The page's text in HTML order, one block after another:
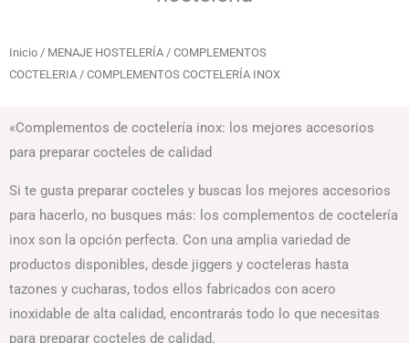
Inicio / MENAJE HOSTELERÍA / COMPLEMENTOS
COCTELERIA / COMPLEMENTOS COCTELERÍA INOX
«Complementos de coctelería inox: los mejores accesorios
para preparar cocteles de calidad
Si te gusta preparar cocteles y buscas los mejores accesorios
para hacerlo, no busques más: los complementos de coctelería
inox son la opción perfecta. Con una amplia variedad de
productos disponibles, desde jiggers y cocteleras hasta
tazones y cucharas, todos ellos fabricados con acero
inoxidable de alta calidad, encontrarás todo lo que necesitas
para preparar cocteles de calidad.